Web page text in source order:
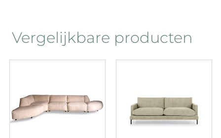
Vergelijkbare producten